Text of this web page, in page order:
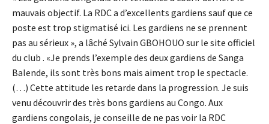
mauvais objectif. La RDC a d’excellents gardiens sauf que ce
poste est trop stigmatisé ici. Les gardiens ne se prennent
pas au sérieux », a lâché Sylvain GBOHOUO sur le site officiel
du club . «Je prends l’exemple des deux gardiens de Sanga
Balende, ils sont très bons mais aiment trop le spectacle.
(…) Cette attitude les retarde dans la progression. Je suis
venu découvrir des très bons gardiens au Congo. Aux
gardiens congolais, je conseille de ne pas voir la RDC